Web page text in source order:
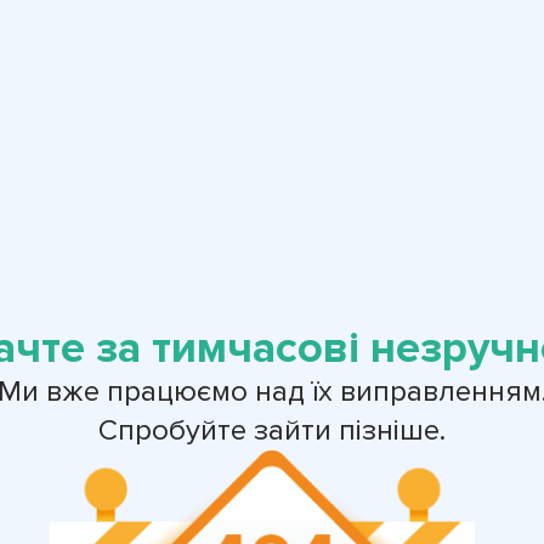
за тимчасові
вже працюємо над їх
Спробуйте зайти пізніше.